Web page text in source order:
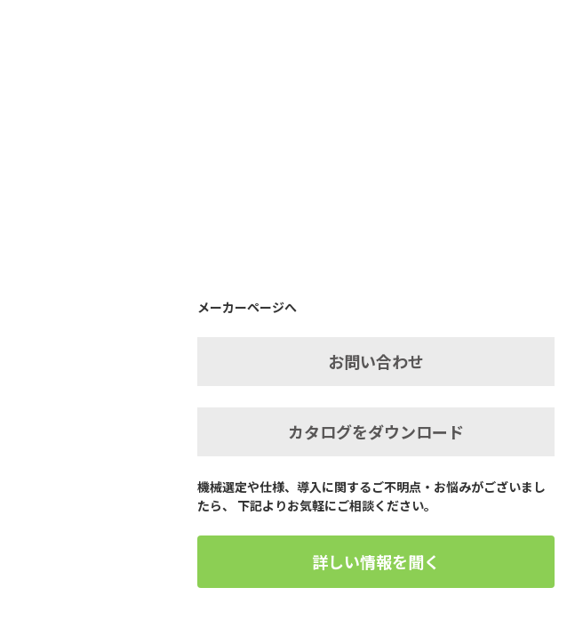
メーカーページへ
お問い合わせ
カタログをダウンロード
機械選定や仕様、導入に関するご不明点・お悩みがございまし
たら、 下記よりお気軽にご相談ください。
詳しい情報を聞く